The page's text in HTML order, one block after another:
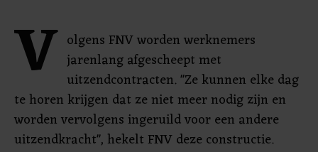
V olgens FNV worden werknemers
jarenlang afgescheept met
uitzendcontracten. "Ze kunnen elke dag
te horen krijgen dat ze niet meer nodig zijn en
worden vervolgens ingeruild voor een andere
uitzendkracht", hekelt FNV deze constructie.